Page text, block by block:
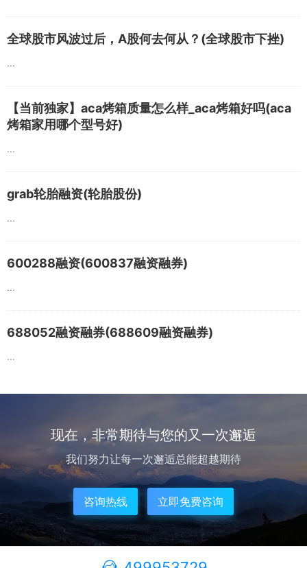
全球股市风波过后，A股何去何从？(全球股市下挫)
...
【当前独家】aca烤箱质量怎么样_aca烤箱好吗(aca
烤箱家用哪个型号好)
...
grab轮胎融资(轮胎股份)
...
600288融资(600837融资融券)
...
688052融资融券(688609融资融券)
...
现在，非常期待与您的又一次邂逅
我们努力让每一次邂逅总能超越期待
咨询热线 立即免费咨询